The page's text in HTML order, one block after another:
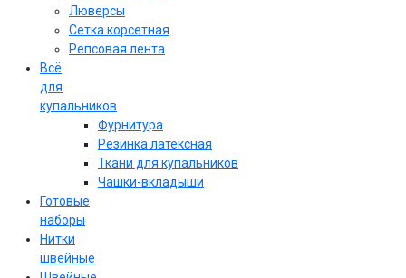
Люверсы
Сетка корсетная
Репсовая лента
Всё
для
купальников
Фурнитура
Резинка латексная
Ткани для купальников
Чашки-вкладыши
Готовые
наборы
Нитки
швейные